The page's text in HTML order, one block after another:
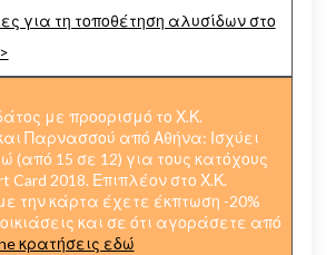
για τη τοποθέτηση αλυσίδων στο
με προορισμό το Χ.Κ.
Παρνασσού από Αθήνα: Ισχύει
(από 15 σε 12) για τους κατόχους
Card 2018. Επιπλέον στο Χ.Κ.
την κάρτα έχετε έκπτωση -20%
και σε ότι αγοράσετε από
κρατήσεις εδώ